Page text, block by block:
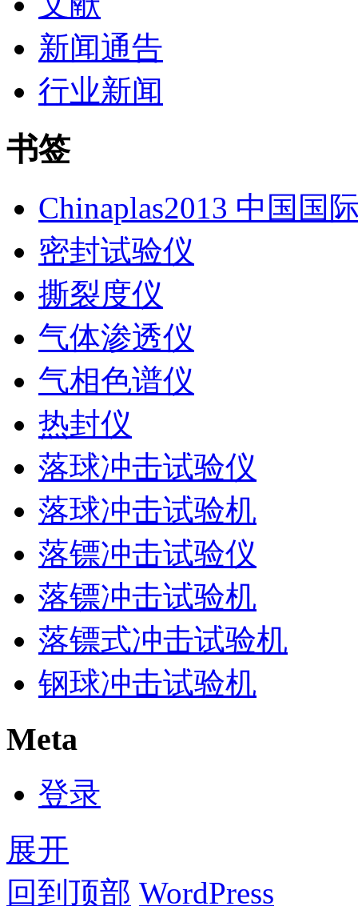
新闻通告
行业新闻
书签
Chinaplas2013 中国国
密封试验仪
撕裂度仪
气体渗透仪
气相色谱仪
热封仪
落球冲击试验仪
落球冲击试验机
落镖冲击试验仪
落镖冲击试验机
落镖式冲击试验机
钢球冲击试验机
Meta
登录
展开
回到顶部 WordPress